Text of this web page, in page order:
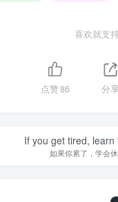
喜欢就支
点赞86 分
If you get tired,
如果你累了，学会